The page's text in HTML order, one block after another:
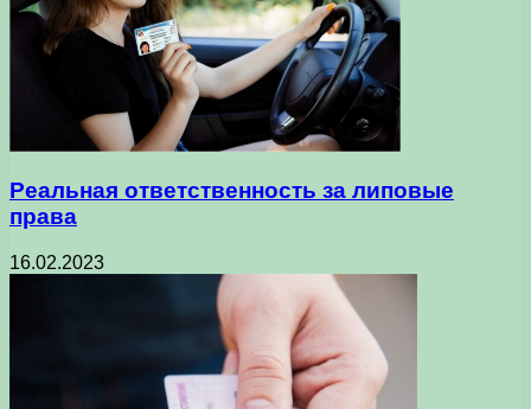
Реальная ответственность за липовые
права
16.02.2023